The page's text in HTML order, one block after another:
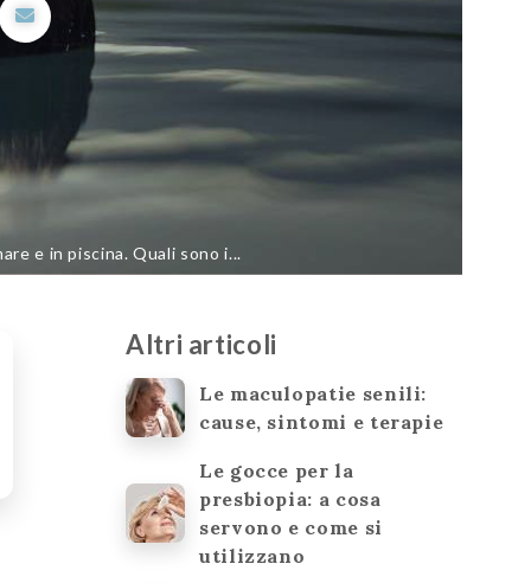
e in piscina. Quali sono i...
Altri articoli
Le maculopatie senili:
cause, sintomi e terapie
Le gocce per la
presbiopia: a cosa
servono e come si
utilizzano